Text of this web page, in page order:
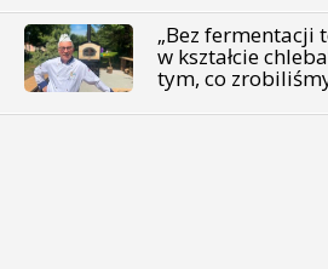
„Bez fermentacji
w kształcie
tym, co